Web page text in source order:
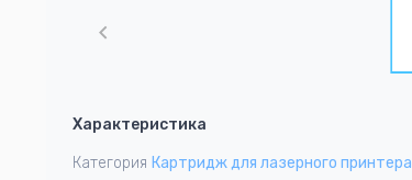
1
Характеристика
Категория Картридж для лазерного принтера